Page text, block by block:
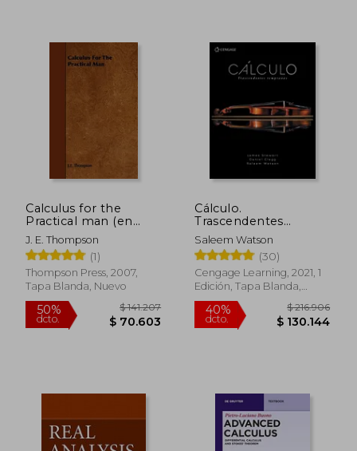
50% $ 220.261 50%
Calculus for the
Practical man (en
Inglés)
J. E. Thompson
(1)
Thompson Press, 2007,
Tapa Blanda, Nuevo
Cálculo.
Trascendentes
Tempranas
Saleem Watson
(30)
Cengage Learning, 2021, 1
Edición, Tapa Blanda,
Nuevo